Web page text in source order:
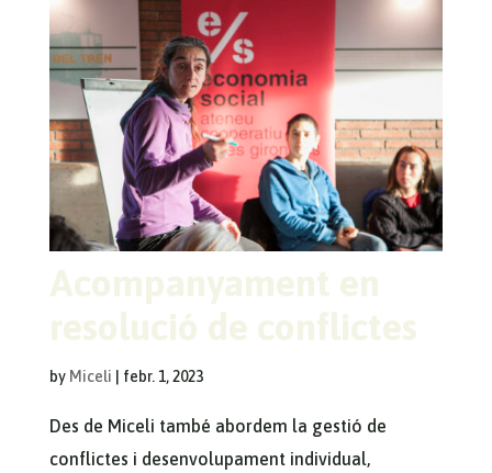
Acompanyament en
resolució de conflictes
by Miceli febr. 1, 2023
Des de Miceli també abordem la gestió de
conflictes i desenvolupament individual,